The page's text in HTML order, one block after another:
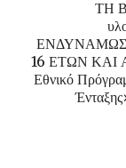
ΤΗ
16 ΕΤΩΝ ΚΑΙ
Εθνικό